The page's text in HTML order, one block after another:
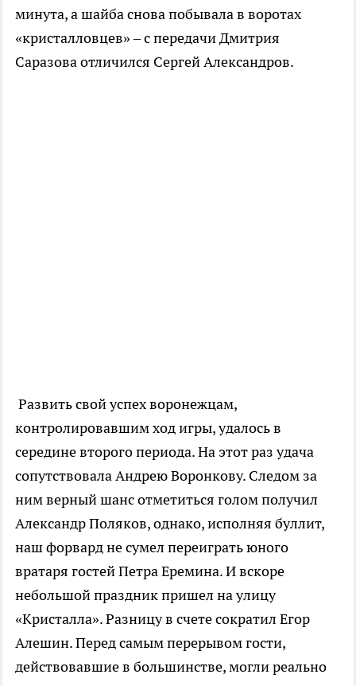
минута, а шайба снова побывала в воротах
«кристалловцев» – с передачи Дмитрия
Саразова отличился Сергей Александров.
Развить свой успех воронежцам,
контролировавшим ход игры, удалось в
середине второго периода. На этот раз удача
сопутствовала Андрею Воронкову. Следом за
ним верный шанс отметиться голом получил
Александр Поляков, однако, исполняя буллит,
наш форвард не сумел переиграть юного
вратаря гостей Петра Еремина. И вскоре
небольшой праздник пришел на улицу
«Кристалла». Разницу в счете сократил Егор
Алешин. Перед самым перерывом гости,
действовавшие в большинстве, могли реально